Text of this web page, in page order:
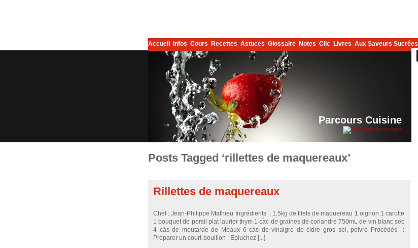
Accueil Infos Cours Recettes Astuces Glossaire Notes Clic Livres Aux Saveurs Sucrées
Parcours Cuisine
Posts Tagged ‘rillettes de maquereaux’
Rillettes de maquereaux
Chef : Jean-Philippe Mathieu Ingrédients : 1,5kg de filets de maquereau 1 oignon 1 carotte
1 bouquet de persil plat laurier thym 1 càc de graines de coriandre 750mL de vin blanc sec
4 càs de moutarde de Meaux 6 càs de vinaigre de cidre gros sel, poivre Procédés :
Préparer un court-bouillon : Epluchez [...]